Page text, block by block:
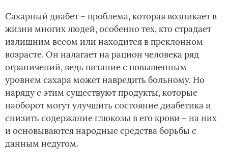
Сахарный диабет – проблема, которая возникает в
жизни многих людей, особенно тех, кто страдает
излишним весом или находится в преклонном
возрасте. Он налагает на рацион человека ряд
ограничений, ведь питание с повышенным
уровнем сахара может навредить больному. Но
наряду с этим существуют продукты, которые
наоборот могут улучшить состояние диабетика и
снизить содержание глюкозы в его крови – на них
и основываются народные средства борьбы с
данным недугом.